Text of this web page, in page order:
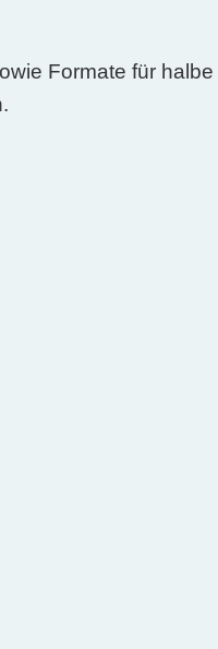
Formate für halbe